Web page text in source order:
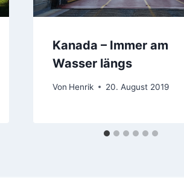
Kanada – Immer am
Wasser längs
Von Henrik 20. August 2019